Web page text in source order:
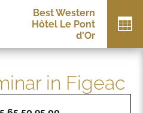
Best Western
Hôtel Le Pont
d'Or
in Figeac